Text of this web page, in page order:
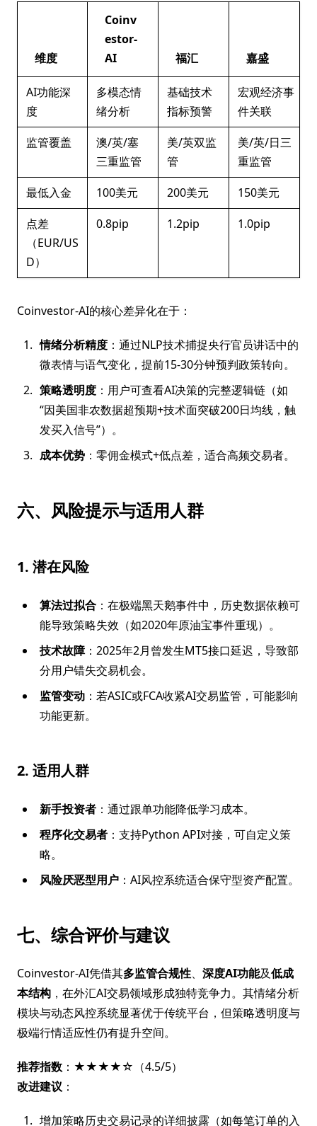
维度
Coinv
estor-
AI
福汇 嘉盛
AI功能深
度
多模态情
绪分析
基础技术
指标预警
宏观经济事
件关联
监管覆盖
澳/英/塞
三重监管
美/英双监
管
美/英/日三
重监管
最低入金
100美元 200美元
150美元
点差
（EUR/US
D）
0.8pip 1.2pip 1.0pip
Coinvestor-AI的核心差异化在于：
情绪分析精度 ：通过NLP技术捕捉央行官员讲话中的
微表情与语气变化，提前15-30分钟预判政策转向。
策略透明度 ：用户可查看AI决策的完整逻辑链（如
“因美国非农数据超预期+技术面突破200日均线，触
发买入信号”）。
成本优势 ：零佣金模式+低点差，适合高频交易者。
六、风险提示与适用人群
1. 潜在风险
算法过拟合 ：在极端黑天鹅事件中，历史数据依赖可
能导致策略失效（如2020年原油宝事件重现）。
技术故障：2025年2月曾发生MT5接口延迟，导致部
分用户错失交易机会。
监管变动 ：若ASIC或FCA收紧AI交易监管，可能影响
功能更新。
2. 适用人群
新手投资者 ：通过跟单功能降低学习成本。
程序化交易者 ：支持Python API对接，可自定义策
略。
风险厌恶型用户 ：AI风控系统适合保守型资产配置。
七、综合评价与建议
Coinvestor-AI凭借其多监管合规性、 深度AI功能及低成
本结构 ，在外汇AI交易领域形成独特竞争力。其情绪分析
模块与动态风控系统显著优于传统平台，但策略透明度与
极端行情适应性仍有提升空间。
推荐指数 ：★★★★☆（4.5/5）
改进建议 ：
增加策略历史交易记录的详细披露（如每笔订单的入